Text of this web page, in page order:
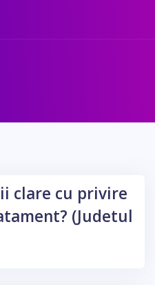
clare cu privire
(Judetul